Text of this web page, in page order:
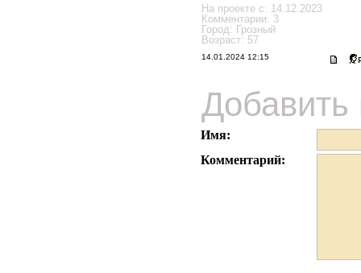
На проекте с: 14.12.2023
Комментарии: 3
Город: Грозный
Возраст: 57
14.01.2024 12:15
Имя:
Комментарий: